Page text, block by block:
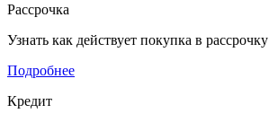
Рассрочка
Узнать как действует покупка в рассрочку
Подробнее
Кредит